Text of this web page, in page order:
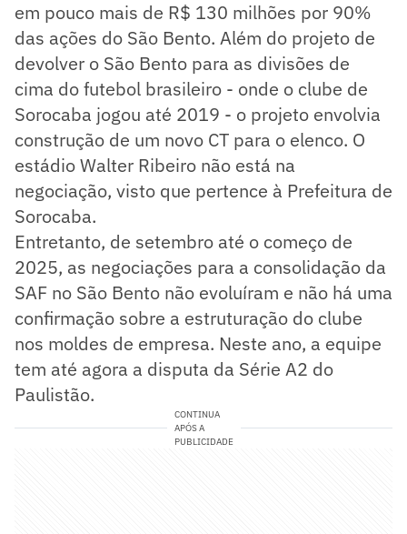
em pouco mais de R$ 130 milhões por 90%
das ações do São Bento. Além do projeto de
devolver o São Bento para as divisões de
cima do futebol brasileiro - onde o clube de
Sorocaba jogou até 2019 - o projeto envolvia
construção de um novo CT para o elenco. O
estádio Walter Ribeiro não está na
negociação, visto que pertence à Prefeitura de
Sorocaba.
Entretanto, de setembro até o começo de
2025, as negociações para a consolidação da
SAF no São Bento não evoluíram e não há uma
confirmação sobre a estruturação do clube
nos moldes de empresa. Neste ano, a equipe
tem até agora a disputa da Série A2 do
Paulistão.
CONTINUA
APÓS A
PUBLICIDADE